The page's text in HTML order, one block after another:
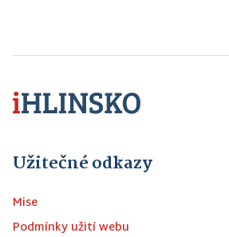
Užitečné odkazy
Mise
Podmínky užití webu